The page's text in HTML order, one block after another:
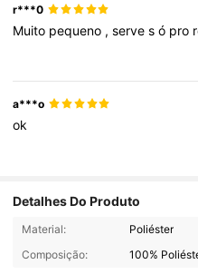
r***0
Muito pequeno ,servesó pro
a***o
ok
Detalhes Do Produto
Material:
Poliéster
Composição:
100%